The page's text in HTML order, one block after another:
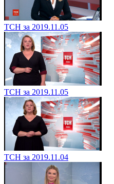
ТСН за 2019.11.05
ТСН за 2019.11.05
ТСН за 2019.11.04